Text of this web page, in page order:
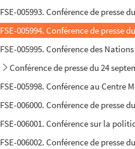
FSE-005993. Conférence de presse
FSE-005994. Conférence de presse
FSE-005995. Conférence des
Conférence de presse du 24
FSE-005998. Conférence au
FSE-006000. Conférence de presse
FSE-006001. Conférence sur la
FSE-006002. Conférence de presse